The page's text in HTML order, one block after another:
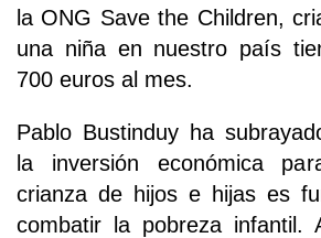
la ONG Save the Children,
una niña en nuestro país
700 euros al mes.
Pablo Bustinduy ha
la inversión económica
crianza de hijos e hijas es
combatir la pobreza infantil.